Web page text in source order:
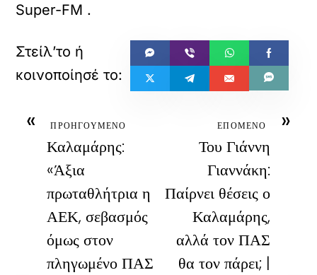
Super-FM .
« ΠΡΟΗΓΟΥΜΕΝΟ
Καλαμάρης:
«Άξια
πρωταθλήτρια η
ΑΕΚ, σεβασμός
όμως στον
πληγωμένο ΠΑΣ
»
ΕΠΟΜΕΝΟ
Του Γιάννη
Γιαννάκη:
Παίρνει θέσεις ο
Καλαμάρης,
αλλά τον ΠΑΣ
θα τον πάρει; |